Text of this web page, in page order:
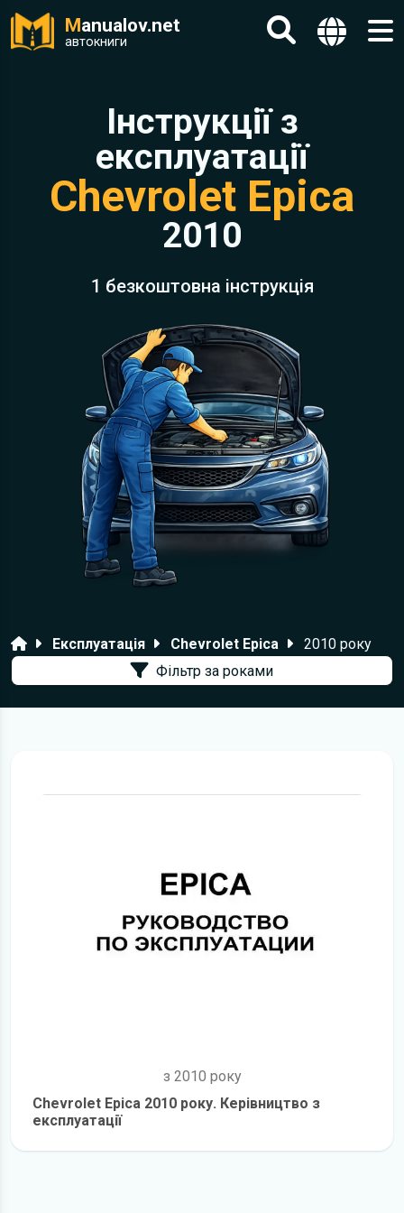
Manualov.net
автокниги
Інструкції з
експлуатації
Chevrolet Epica
2010
1 безкоштовна інструкція
ГоловнаЕксплуатація Chevrolet Epica
2010 року
Фільтр за роками
з 2010 року
Chevrolet Epica 2010 року. Керівництво з
експлуатації